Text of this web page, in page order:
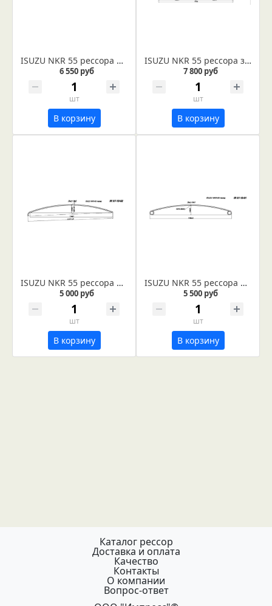
ISUZU NKR 55 рессора передняя лист № 1 в сборе (Арт. IR 07-10-01в) Лист укомплектован втулкой диаметром 40 мм и сайлентблоком диаметром 16 мм
6 550 руб
шт
В корзину
ISUZU NKR 55 рессора задняя лист № 1 в сборе (Арт. IR 07-12-01в)
7 800 руб
шт
В корзину
ISUZU NKR 55 рессора передняя лист № 2 (Арт. IR 07-10-02)
5 000 руб
шт
В корзину
ISUZU NKR 55 рессора передняя лист № 1 (Арт. IR 07-10-01) Лист не укомплектован втулкой и сайлентблоком
5 500 руб
шт
В корзину
Каталог рессор
Доставка и оплата
Качество
Контакты
О компании
Вопрос-ответ